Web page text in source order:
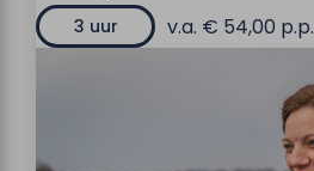
3 uur
v.a. € 54,00 p.p.